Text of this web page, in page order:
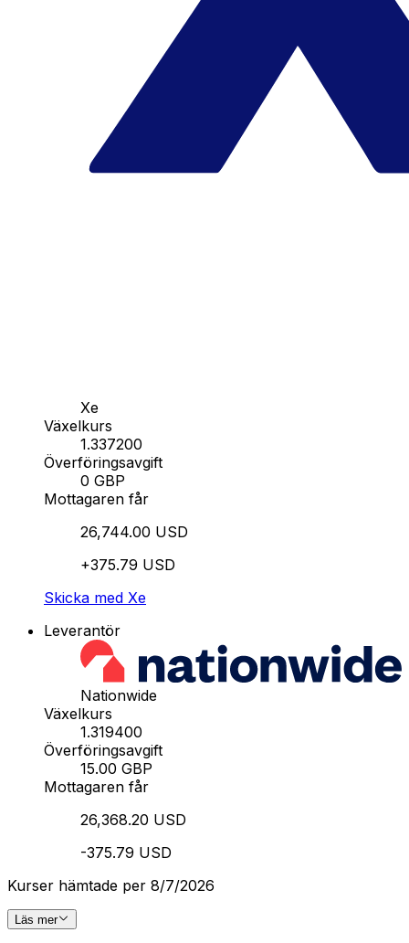
Xe
Växelkurs
1.337200
Överföringsavgift
0 GBP
Mottagaren får
26,744.00 USD
+375.79 USD
Skicka med Xe
Leverantör
Nationwide
Växelkurs
1.319400
Överföringsavgift
15.00 GBP
Mottagaren får
26,368.20 USD
-375.79 USD
Kurser hämtade per 8/7/2026
Läs mer